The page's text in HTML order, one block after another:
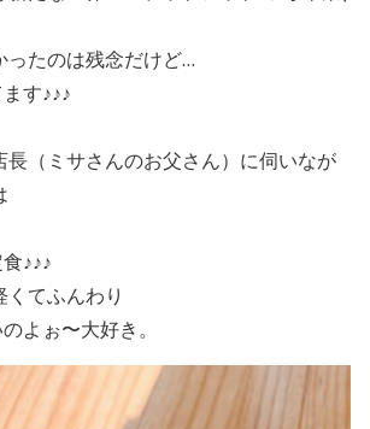
ったのは残念だけど…
す♪♪♪
長（ミサさんのお父さん）に伺いなが
♪♪♪
てふんわり
よぉ〜大好き。